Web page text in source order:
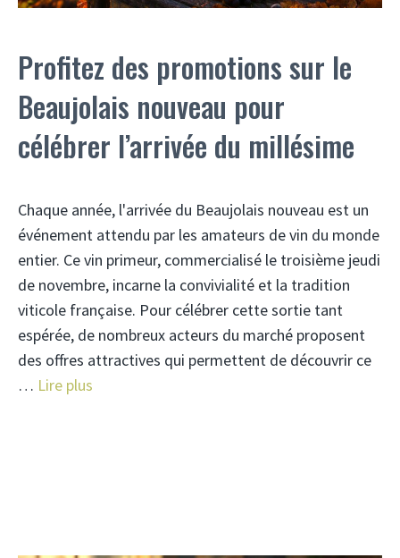
Profitez des promotions sur le
Beaujolais nouveau pour
célébrer l’arrivée du millésime
Chaque année, l'arrivée du Beaujolais nouveau est un
événement attendu par les amateurs de vin du monde
entier. Ce vin primeur, commercialisé le troisième jeudi
de novembre, incarne la convivialité et la tradition
viticole française. Pour célébrer cette sortie tant
espérée, de nombreux acteurs du marché proposent
des offres attractives qui permettent de découvrir ce
… Lire plus